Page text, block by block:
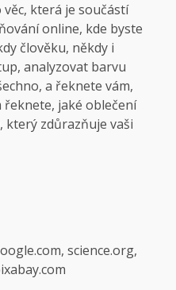
věc, která je součástí
online, kde byste
člověku, někdy i
analyzovat barvu
a řeknete vám,
řeknete, jaké oblečení
který zdůrazňuje vaši
science.org,